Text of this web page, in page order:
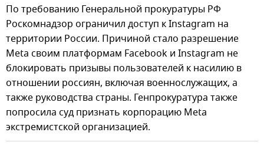
По требованию Генеральной прокуратуры РФ
Роскомнадзор ограничил доступ к Instagram на
территории России. Причиной стало разрешение
Meta своим платформам Facebook и Instagram не
блокировать призывы пользователей к насилию в
отношении россиян, включая военнослужащих, а
также руководства страны. Генпрокуратура также
попросила суд признать корпорацию Meta
экстремистской организацией.